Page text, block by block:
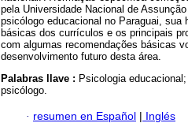
pela Universidade Nacional de
psicólogo educacional no Paraguai,
básicas dos currículos e os principais
com algumas recomendações básicas
desenvolvimento futuro desta área.
Palabras llave : Psicologia
psicólogo.
· resumen en Español | Inglés